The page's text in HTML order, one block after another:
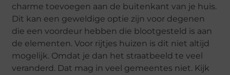
charme toevoegen aan de buitenkant van je huis.
Dit kan een geweldige optie zijn voor degenen
die een voordeur hebben die blootgesteld is aan
de elementen. Voor rijtjes huizen is dit niet altijd
mogelijk. Omdat je dan het straatbeeld te veel
veranderd. Dat mag in veel gemeentes niet. Kijk